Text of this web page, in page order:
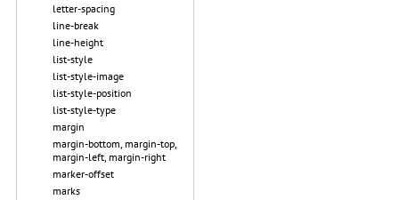
letter-spacing
line-break
line-height
list-style
list-style-image
list-style-position
list-style-type
margin
margin-bottom, margin-top,
margin-left, margin-right
marker-offset
marks